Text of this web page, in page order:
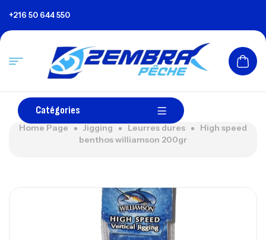
+216 50 644 550
Catégories
Home Page Jigging Leurres dures
High speed
benthos williamson 200gr